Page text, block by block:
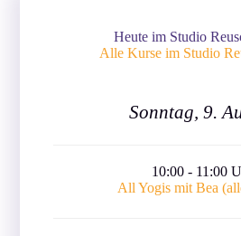
Heute im Studio
Alle Kurse im Studio
Sonntag, 9.
10:00 - 11:00
All Yogis mit Bea